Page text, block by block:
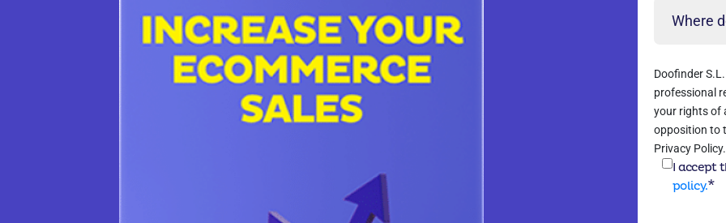
Doofinder
professional
your rights of
opposition to
Privacy
I accept
policy.*